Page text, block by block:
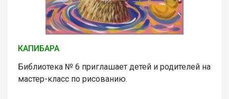
КАПИБАРА
Библиотека № 6 приглашает детей и родителей на
мастер-класс по рисованию.